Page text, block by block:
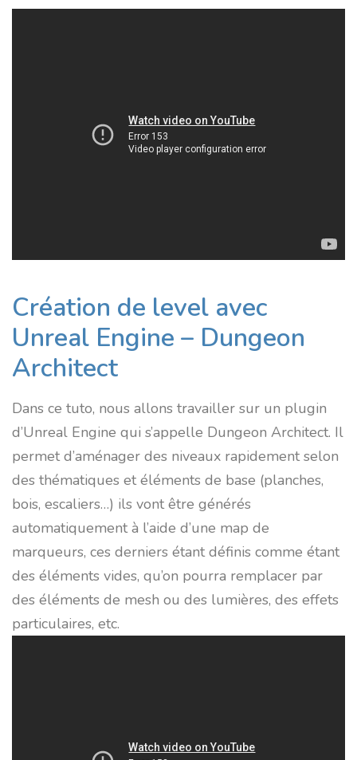
Création de level avec
Unreal Engine – Dungeon
Architect
Dans ce tuto, nous allons travailler sur un plugin
d’Unreal Engine qui s’appelle Dungeon Architect. Il
permet d’aménager des niveaux rapidement selon
des thématiques et éléments de base (planches,
bois, escaliers…) ils vont être générés
automatiquement à l’aide d’une map de
marqueurs, ces derniers étant définis comme étant
des éléments vides, qu’on pourra remplacer par
des éléments de mesh ou des lumières, des effets
particulaires, etc.